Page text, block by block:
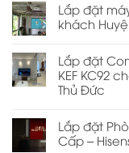
Lắp đặt
khách
Lắp đặt
KEF KC92
Thủ Đức
Lắp đặt
Cấp –